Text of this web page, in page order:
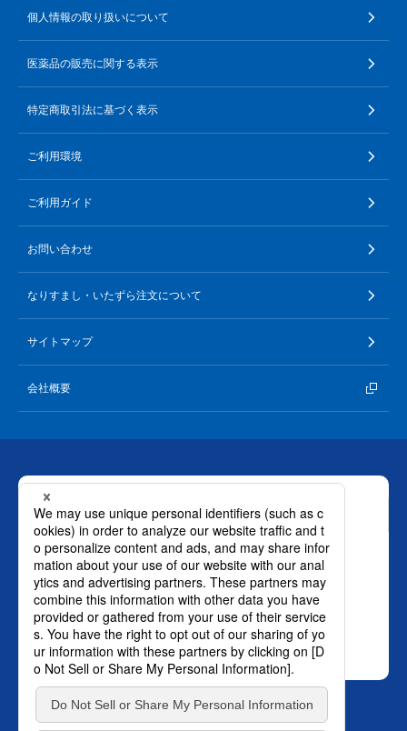
個人情報の取り扱いについて
医薬品の販売に関する表示
特定商取引法に基づく表示
ご利用環境
ご利用ガイド
お問い合わせ
なりすまし・いたずら注文について
サイトマップ
会社概要
お問い合わせ
ロート製薬株式会社 通販事業部
0120-880-610
月～土：9時～21時 日祝：9時～18時
（年末年始を除く）
おかけ間違いのないようご注意ください。
SNS オフィシャルアカウント